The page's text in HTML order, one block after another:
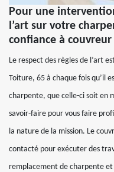
Pour une
l’art sur votre
confiance à
Le respect des règles de l’art
Toiture, 65 à chaque fois qu’il
charpente, que celle-ci soit en
savoir-faire pour vous faire
la nature de la mission. Le
contacté pour exécuter des
remplacement de charpente